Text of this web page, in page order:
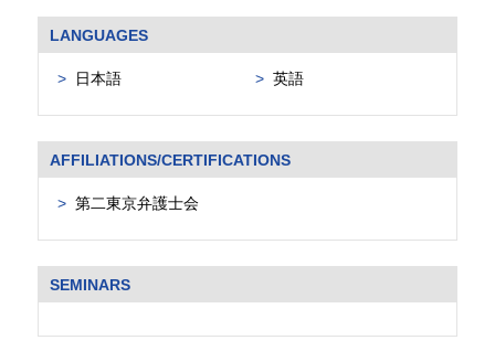
LANGUAGES
日本語 英語
AFFILIATIONS/CERTIFICATIONS
第二東京弁護士会
SEMINARS